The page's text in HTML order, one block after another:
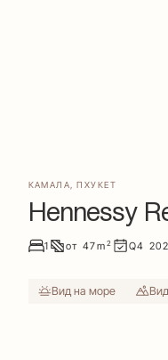
КАМАЛА ,ПХУКЕТ
Hennessy
1 от 47m 2 Q4
Вид на море